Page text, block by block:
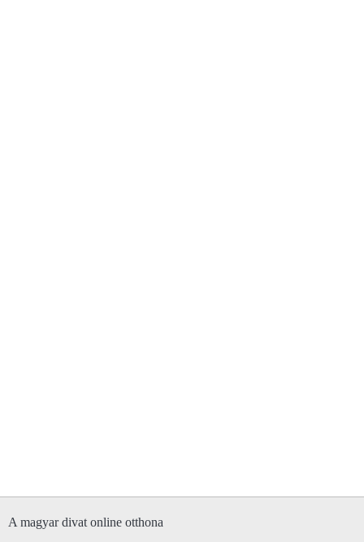
A magyar divat online otthona